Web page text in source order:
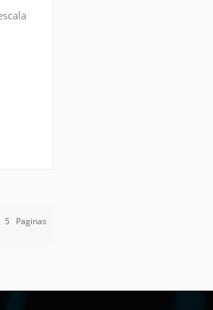
5 Paginas